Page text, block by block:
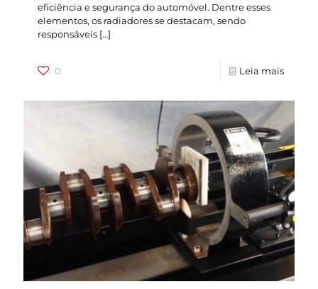
eficiência e segurança do automóvel. Dentre esses
elementos, os radiadores se destacam, sendo
responsáveis […]
0 Leia mais